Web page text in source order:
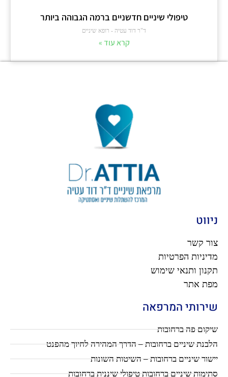
טיפולי שיניים חדשניים ברמה הגבוהה ביותר
ד"ר דוד עטיה - רופא שיניים
קרא עוד »
ניווט
צור קשר
מדיניות הפרטיות
תקנון ותנאי שימוש
מפת אתר
שירותי המרפאה
שיקום פה ברחובות
הלבנת שיניים ברחובות – הדרך המהירה לחיוך מהפנט
יישור שיניים ברחובות – השיטות השונות
סתימות שיניים ברחובות טיפולי שיננית ברחובות